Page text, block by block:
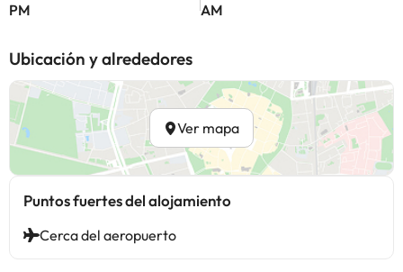
PM
AM
Ubicación y alrededores
Ver mapa
Puntos fuertes del alojamiento
Cerca del aeropuerto